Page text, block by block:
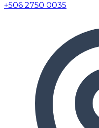
+506 2750 0035